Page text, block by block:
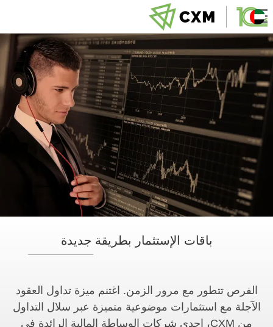
باقات الإستثمار بطريقة جديدة
الفرص تتطور مع مرور الزمن. اغتنم ميزة تداول العقود
الآجلة مع استثمارات موضوعية متميزة عبر سلال التداول
من CXM، إحدى شركات الوساطة المالية الرائدة في